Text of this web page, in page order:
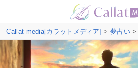
Callat media[カラットメディア] > 夢占い>